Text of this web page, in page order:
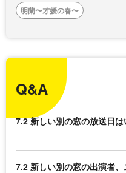
明蘭〜才媛の春〜
Q&A
7.2 新しい別の窓の放送日は
7.2 新しい別の窓の出演者